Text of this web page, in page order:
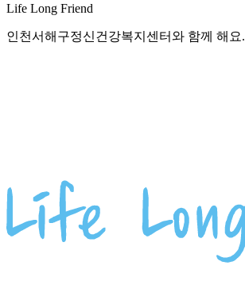
Life Long Friend
인천서해구정신건강복지센터와 함께 해요.